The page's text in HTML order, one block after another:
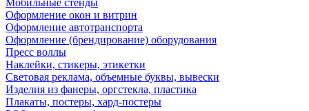
Мобильные стенды
Оформление окон и витрин
Оформление автотранспорта
Оформление (брендирование) оборудования
Пресс воллы
Наклейки, стикеры, этикетки
Световая реклама, объемные буквы, вывески
Изделия из фанеры, оргстекла, пластика
Плакаты, постеры, хард-постеры